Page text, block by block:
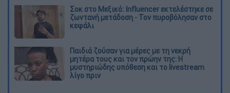
Σοκ στο Μεξικό: Influencer εκτελέστηκε σε
ζωντανή μετάδοση - Τον πυροβόλησαν στο
κεφάλι
Παιδιά ζούσαν για μέρες με τη νεκρή
μητέρα τους και τον πρώην της: Η
μυστηριώδης υπόθεση και το livestream
λίγο πριν